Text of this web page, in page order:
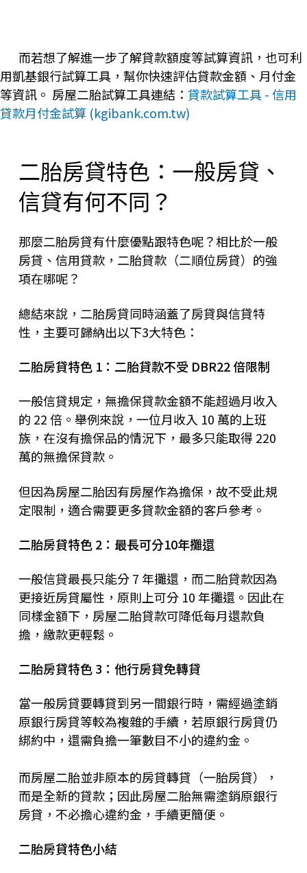
而若想了解進一步了解貸款額度等試算資訊，也可利
用凱基銀行試算工具，幫你快速評估貸款金額、月付金
等資訊。 房屋二胎試算工具連結： 貸款試算工具 - 信用
貸款月付金試算 (kgibank.com.tw)
二胎房貸特色：一般房貸、
信貸有何不同？
那麼二胎房貸有什麼優點跟特色呢？相比於一般
房貸、信用貸款，二胎貸款（二順位房貸）的強
項在哪呢？
總結來說，二胎房貸同時涵蓋了房貸與信貸特
性，主要可歸納出以下3大特色：
二胎房貸特色 1：二胎貸款不受 DBR22 倍限制
一般信貸規定，無擔保貸款金額不能超過月收入
的 22 倍。舉例來說，一位月收入 10 萬的上班
族，在沒有擔保品的情況下，最多只能取得 220
萬的無擔保貸款。
但因為房屋二胎因有房屋作為擔保，故不受此規
定限制，適合需要更多貸款金額的客戶參考。
二胎房貸特色 2：最長可分10年攤還
一般信貸最長只能分 7 年攤還，而二胎貸款因為
更接近房貸屬性，原則上可分 10 年攤還。因此在
同樣金額下，房屋二胎貸款可降低每月還款負
擔，繳款更輕鬆。
二胎房貸特色 3：他行房貸免轉貸
當一般房貸要轉貸到另一間銀行時，需經過塗銷
原銀行房貸等較為複雜的手續，若原銀行房貸仍
綁約中，還需負擔一筆數目不小的違約金。
而房屋二胎並非原本的房貸轉貸（一胎房貸），
而是全新的貸款；因此房屋二胎無需塗銷原銀行
房貸，不必擔心違約金，手續更簡便。
二胎房貸特色小結